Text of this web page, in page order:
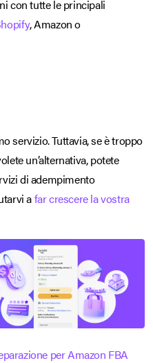
con tutte le principali
, Amazon o
servizio. Tuttavia, se è troppo
un’alternativa, potete
di adempimento
afar crescere la vostra
per Amazon FBA